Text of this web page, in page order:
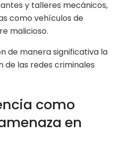
y talleres mecánicos,
como vehículos de
malicioso.
de manera significativa la
de las redes criminales
como
en